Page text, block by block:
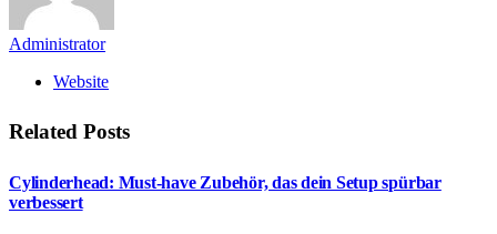
Administrator
Website
Related Posts
Cylinderhead: Must-have Zubehör, das dein Setup spürbar
verbessert